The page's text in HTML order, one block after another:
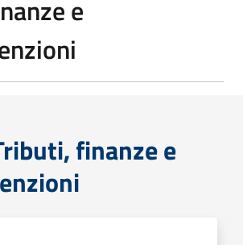
e
finanze e